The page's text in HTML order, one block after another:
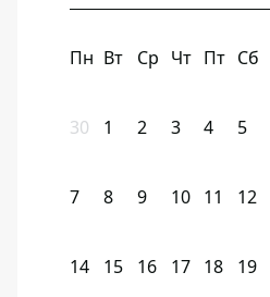
Пн Вт Ср Чт Пт Сб
30 1 2 3 4 5
7 8 9 10 11 12
14 15 16 17 18 19